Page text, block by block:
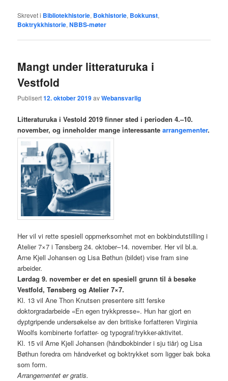
Skrevet i Bibliotekhistorie, Bokhistorie, Bokkunst,
Boktrykkhistorie,NBBS-møter
Mangt under litteraturuka i
Vestfold
Publisert12. oktober 2019avWebansvarlig
Litteraturuka i Vestold 2019 finner sted i perioden 4.–10.
november, og inneholder mange interessantearrangementer.
Her vil vi rette spesiell oppmerksomhet mot en bokbindutstilling i
Atelier 7×7 i Tønsberg 24. oktober–14. november. Her vil bl.a.
Arne Kjell Johansen og Lisa Bøthun (bildet) vise fram sine
arbeider.
Lørdag 9. november er det en spesiell grunn til å besøke
Vestfold, Tønsberg og Atelier 7×7.
Kl. 13 vil Ane Thon Knutsen presentere sitt ferske
doktorgradarbeide «En egen trykkpresse». Hun har gjort en
dyptgripende undersøkelse av den britiske forfatteren Virginia
Woolfs kombinerte forfatter- og typograf/trykker-aktivitet.
Kl. 15 vil Arne Kjell Johansen (håndbokbinder i sju tiår) og Lisa
Bøthun foredra om håndverket og boktrykket som ligger bak boka
som form.
Arrangementet er gratis.